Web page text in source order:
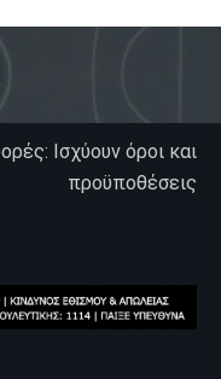
Ισχύουν όροι και
προϋποθέσεις